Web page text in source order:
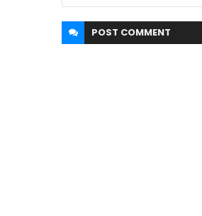
POST COMMENT